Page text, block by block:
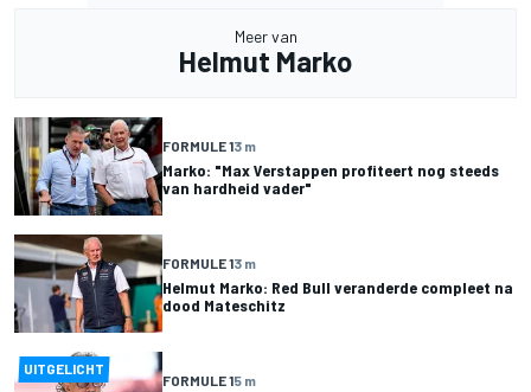
Meer van
Helmut Marko
FORMULE 13 m
Marko: "Max Verstappen profiteert nog steeds
van hardheid vader"
FORMULE 13 m
Helmut Marko: Red Bull veranderde compleet na
dood Mateschitz
UITGELICHT
FORMULE 15 m